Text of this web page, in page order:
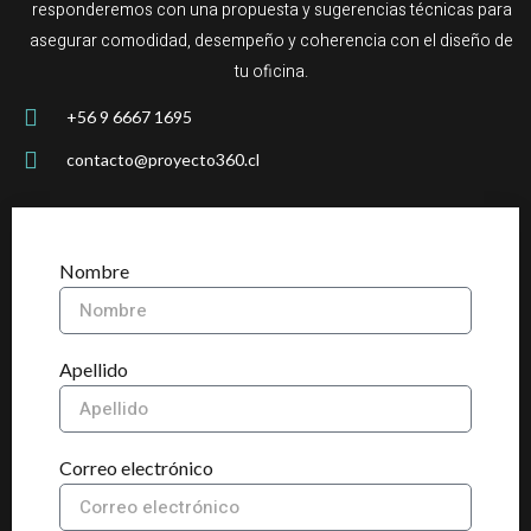
responderemos con una propuesta y sugerencias técnicas para
asegurar comodidad, desempeño y coherencia con el diseño de
tu oficina.
+56 9 6667 1695
contacto@proyecto360.cl
Nombre
Apellido
Correo electrónico